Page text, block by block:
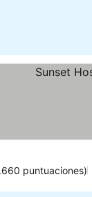
puntuaciones)